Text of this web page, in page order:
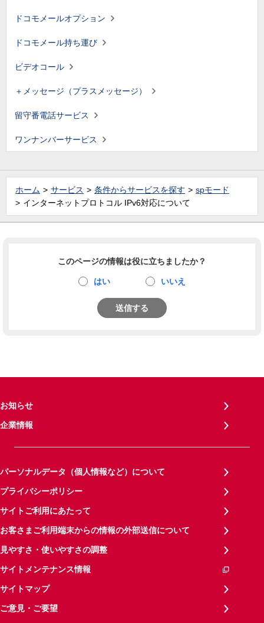
ドコモメールオプション
ドコモメール持ち運び
ビデオコール
＋メッセージ（プラスメッセージ）
留守番電話サービス
ワンナンバーサービス
ホーム サービス 条件からサービスを探す
spモード
インターネットプロトコル IPv6対応について
このページの情報は役に立ちましたか？
はい いいえ
送信する
お知らせ
企業情報
パーソナルデータ（個人情報など）について
プライバシーポリシー
サイトご利用にあたって
お客さまご利用端末からの情報の外部送信について
見やすさ・使いやすさの調整
サイトメンテナンス情報
サイトマップ
ご意見・ご要望